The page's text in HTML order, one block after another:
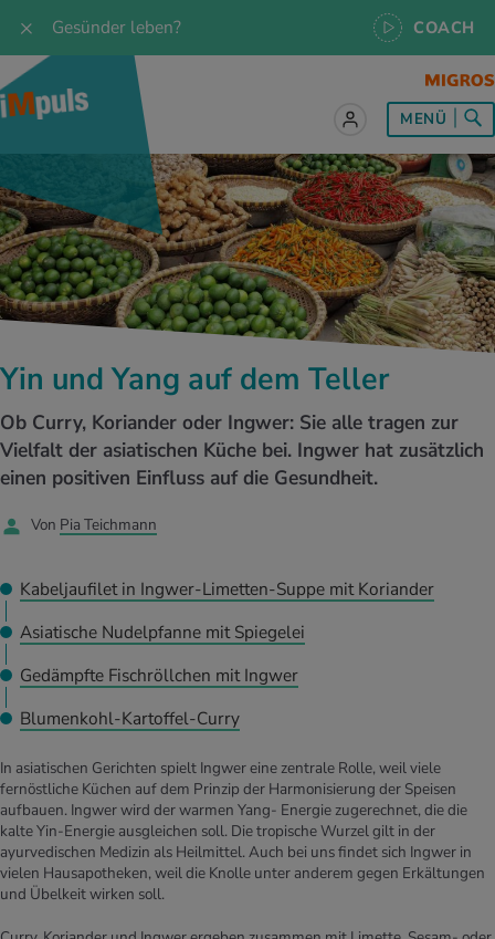
Gesünder leben? COACH
zum Thema Ernährung
Essen
& Intoleranzen
THEMEN IM BEREICH ERNÄHRUNG
Personal Health Coaching
zum Thema Bewegung
& Jogging
& Outdoor
Biken
Personal Health Coaching
zum Thema Entspannung
im Alltag
Life Balance
Personal Health Coaching
zum Thema Medizin
im Alltag
Wissen
THEMEN IM BEREICH MEDIZIN
Personal Health Coaching
zum Thema Services
Test & Quizze
iMpuls
Angebote
MENÜ
Yin und Yang auf dem Teller
Ob Curry, Koriander oder Ingwer: Sie alle tragen zur
Vielfalt der asiatischen Küche bei. Ingwer hat zusätzlich
einen positiven Einfluss auf die Gesundheit.
Von Pia Teichmann
Kabeljaufilet in Ingwer-Limetten-Suppe mit Koriander
Asiatische Nudelpfanne mit Spiegelei
Gedämpfte Fischröllchen mit Ingwer
Blumenkohl-Kartoffel-Curry
In asiatischen Gerichten spielt Ingwer eine zentrale Rolle, weil viele
fernöstliche Küchen auf dem Prinzip der Harmonisierung der Speisen
aufbauen. Ingwer wird der warmen Yang- Energie zugerechnet, die die
kalte Yin-Energie ausgleichen soll. Die tropische Wurzel gilt in der
ayurvedischen Medizin als Heilmittel. Auch bei uns findet sich Ingwer in
vielen Hausapotheken, weil die Knolle unter anderem gegen Erkältungen
und Übelkeit wirken soll.